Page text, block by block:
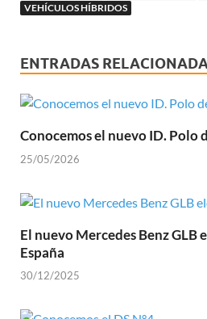
VEHÍCULOS HÍBRIDOS
ENTRADAS
Conocemos el nuevo ID. Polo
25/05/2026
El nuevo Mercedes Benz GLB
España
30/12/2025